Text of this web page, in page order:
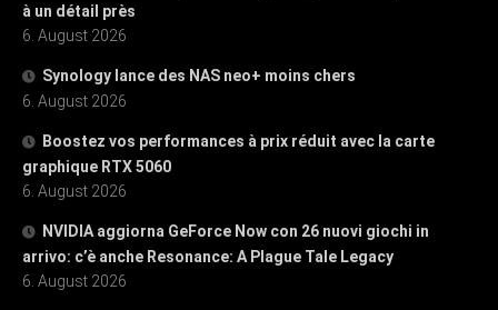
à un détail près
6. August 2026
Synology lance des NAS neo+ moins chers
6. August 2026
Boostez vos performances à prix réduit avec la carte
graphique RTX 5060
6. August 2026
NVIDIA aggiorna GeForce Now con 26 nuovi giochi in
arrivo: c’è anche Resonance: A Plague Tale Legacy
6. August 2026